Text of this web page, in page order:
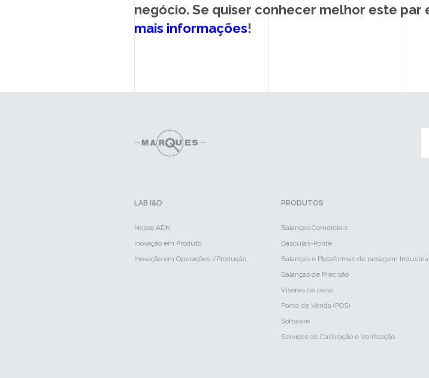
negócio. Se quiser conhecer melhor este par
mais informações!
LAB I&D
Nosso ADN
Inovação em Produto
Inovação em Operações /Produção
PRODUTOS
Balanças Comerciais
Básculas-Ponte
Balanças e Plataformas de pesagem
Balanças de Precisão
Visores de peso
Ponto de Venda (POS)
Software
Serviços de Calibração e Verificação